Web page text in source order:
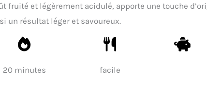
fruité et légèrement acidulé, apporte une touche
un résultat léger et savoureux.
20 minutes facile